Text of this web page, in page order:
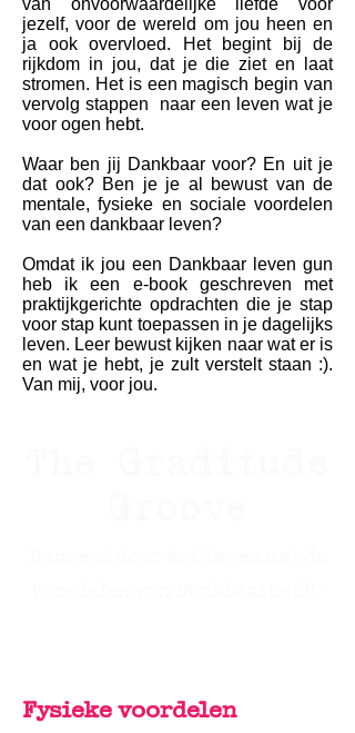
van onvoorwaardelijke liefde voor
jezelf, voor de wereld om jou heen en
ja ook overvloed. Het begint bij de
rijkdom in jou, dat je die ziet en laat
stromen. Het is een magisch begin van
vervolg stappen naar een leven wat je
voor ogen hebt.
Waar ben jij Dankbaar voor? En uit je
dat ook? Ben je je al bewust van de
mentale, fysieke en sociale voordelen
van een dankbaar leven?
Omdat ik jou een Dankbaar leven gun
heb ik een e-book geschreven met
praktijkgerichte opdrachten die je stap
voor stap kunt toepassen in je dagelijks
leven. Leer bewust kijken naar wat er is
en wat je hebt, je zult verstelt staan :).
Van mij, voor jou.
Fysieke voordelen